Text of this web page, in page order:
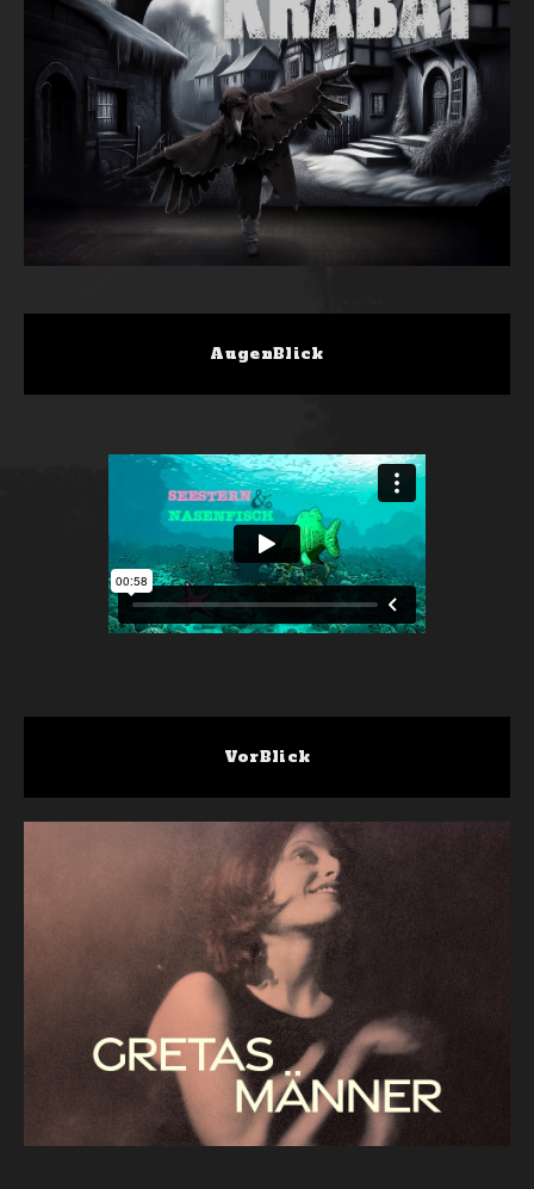
AugenBlick
VorBlick